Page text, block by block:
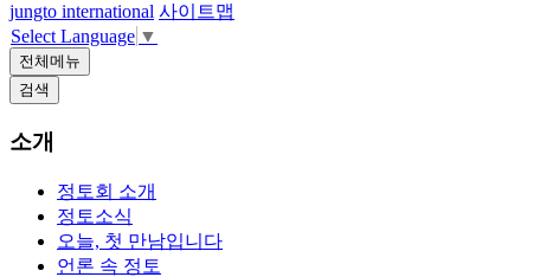
jungto international 사이트맵
Select Language ▼
전체메뉴
검색
소개
정토회 소개
정토소식
오늘, 첫 만남입니다
언론 속 정토